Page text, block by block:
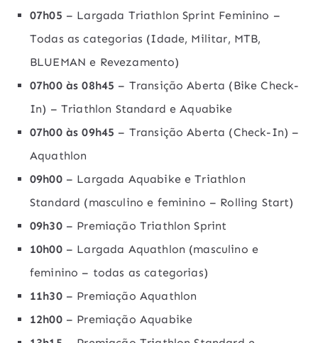
07h05 – Largada Triathlon Sprint Feminino –
Todas as categorias (Idade, Militar, MTB,
BLUEMAN e Revezamento)
07h00 às 08h45 – Transição Aberta (Bike Check-
In) – Triathlon Standard e Aquabike
07h00 às 09h45 – Transição Aberta (Check-In) –
Aquathlon
09h00– Largada Aquabike e Triathlon
Standard (masculino e feminino – Rolling Start)
09h30– Premiação Triathlon Sprint
10h00– Largada Aquathlon (masculino e
feminino – todas as categorias)
11h30– Premiação Aquathlon
12h00– Premiação Aquabike